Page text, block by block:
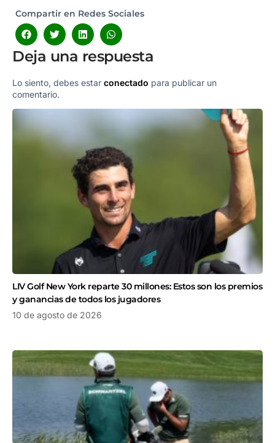
Compartir en Redes Sociales
Deja una respuesta
Lo siento, debes estar conectado para publicar un
comentario.
LIV Golf New York reparte 30 millones: Estos son los premios
y ganancias de todos los jugadores
10 de agosto de 2026